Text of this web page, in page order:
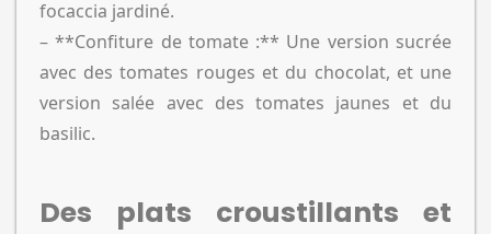
focaccia jardiné.
– **Confiture de tomate :** Une version sucrée
avec des tomates rouges et du chocolat, et une
version salée avec des tomates jaunes et du
basilic.
Des plats croustillants et